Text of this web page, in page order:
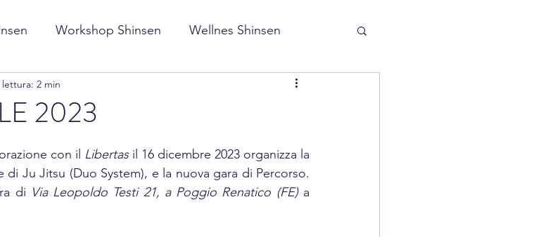
Workshop Shinsen Wellnes Shinsen
& Cultura Shinsen
2023
2 min
con il Libertas
di Ju Jitsu (Duo System), e la nuova gara di Percorso.
di Via Leopoldo Testi 21, a Poggio Renatico (FE) a